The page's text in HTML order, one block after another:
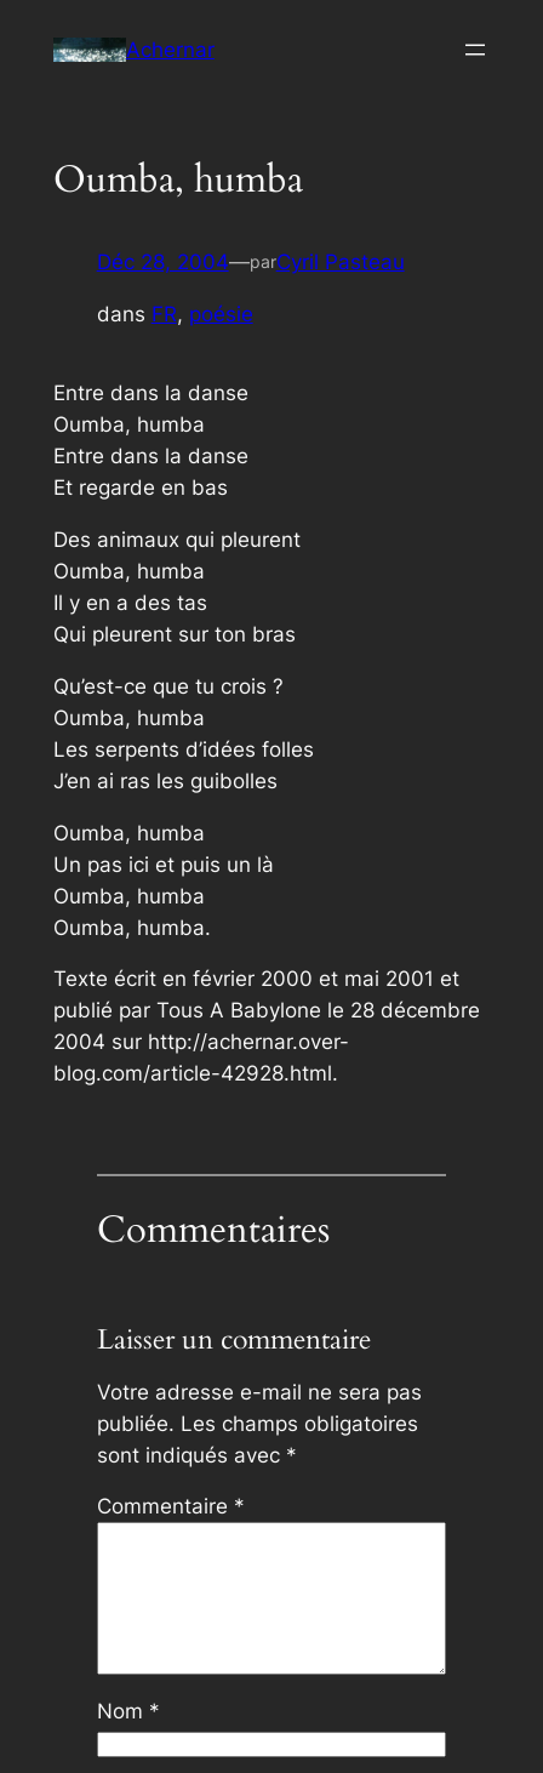
Achernar
Oumba, humba
Déc 28, 2004—parCyril Pasteau
dans FR, poésie
Entre dans la danse
Oumba, humba
Entre dans la danse
Et regarde en bas
Des animaux qui pleurent
Oumba, humba
Il y en a des tas
Qui pleurent sur ton bras
Qu’est-ce que tu crois ?
Oumba, humba
Les serpents d’idées folles
J’en ai ras les guibolles
Oumba, humba
Un pas ici et puis un là
Oumba, humba
Oumba, humba.
Texte écrit en février 2000 et mai 2001 et
publié par Tous A Babylone le 28 décembre
2004 sur http://achernar.over-
blog.com/article-42928.html.
Commentaires
Laisser un commentaire
Votre adresse e-mail ne sera pas
publiée. Les champs obligatoires
sont indiqués avec *
Commentaire *
Nom *